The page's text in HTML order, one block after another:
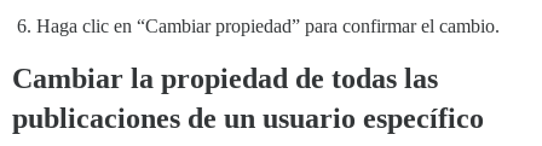
Haga clic en “Cambiar propiedad” para confirmar el cambio.
Cambiar la propiedad de todas las
publicaciones de un usuario específico